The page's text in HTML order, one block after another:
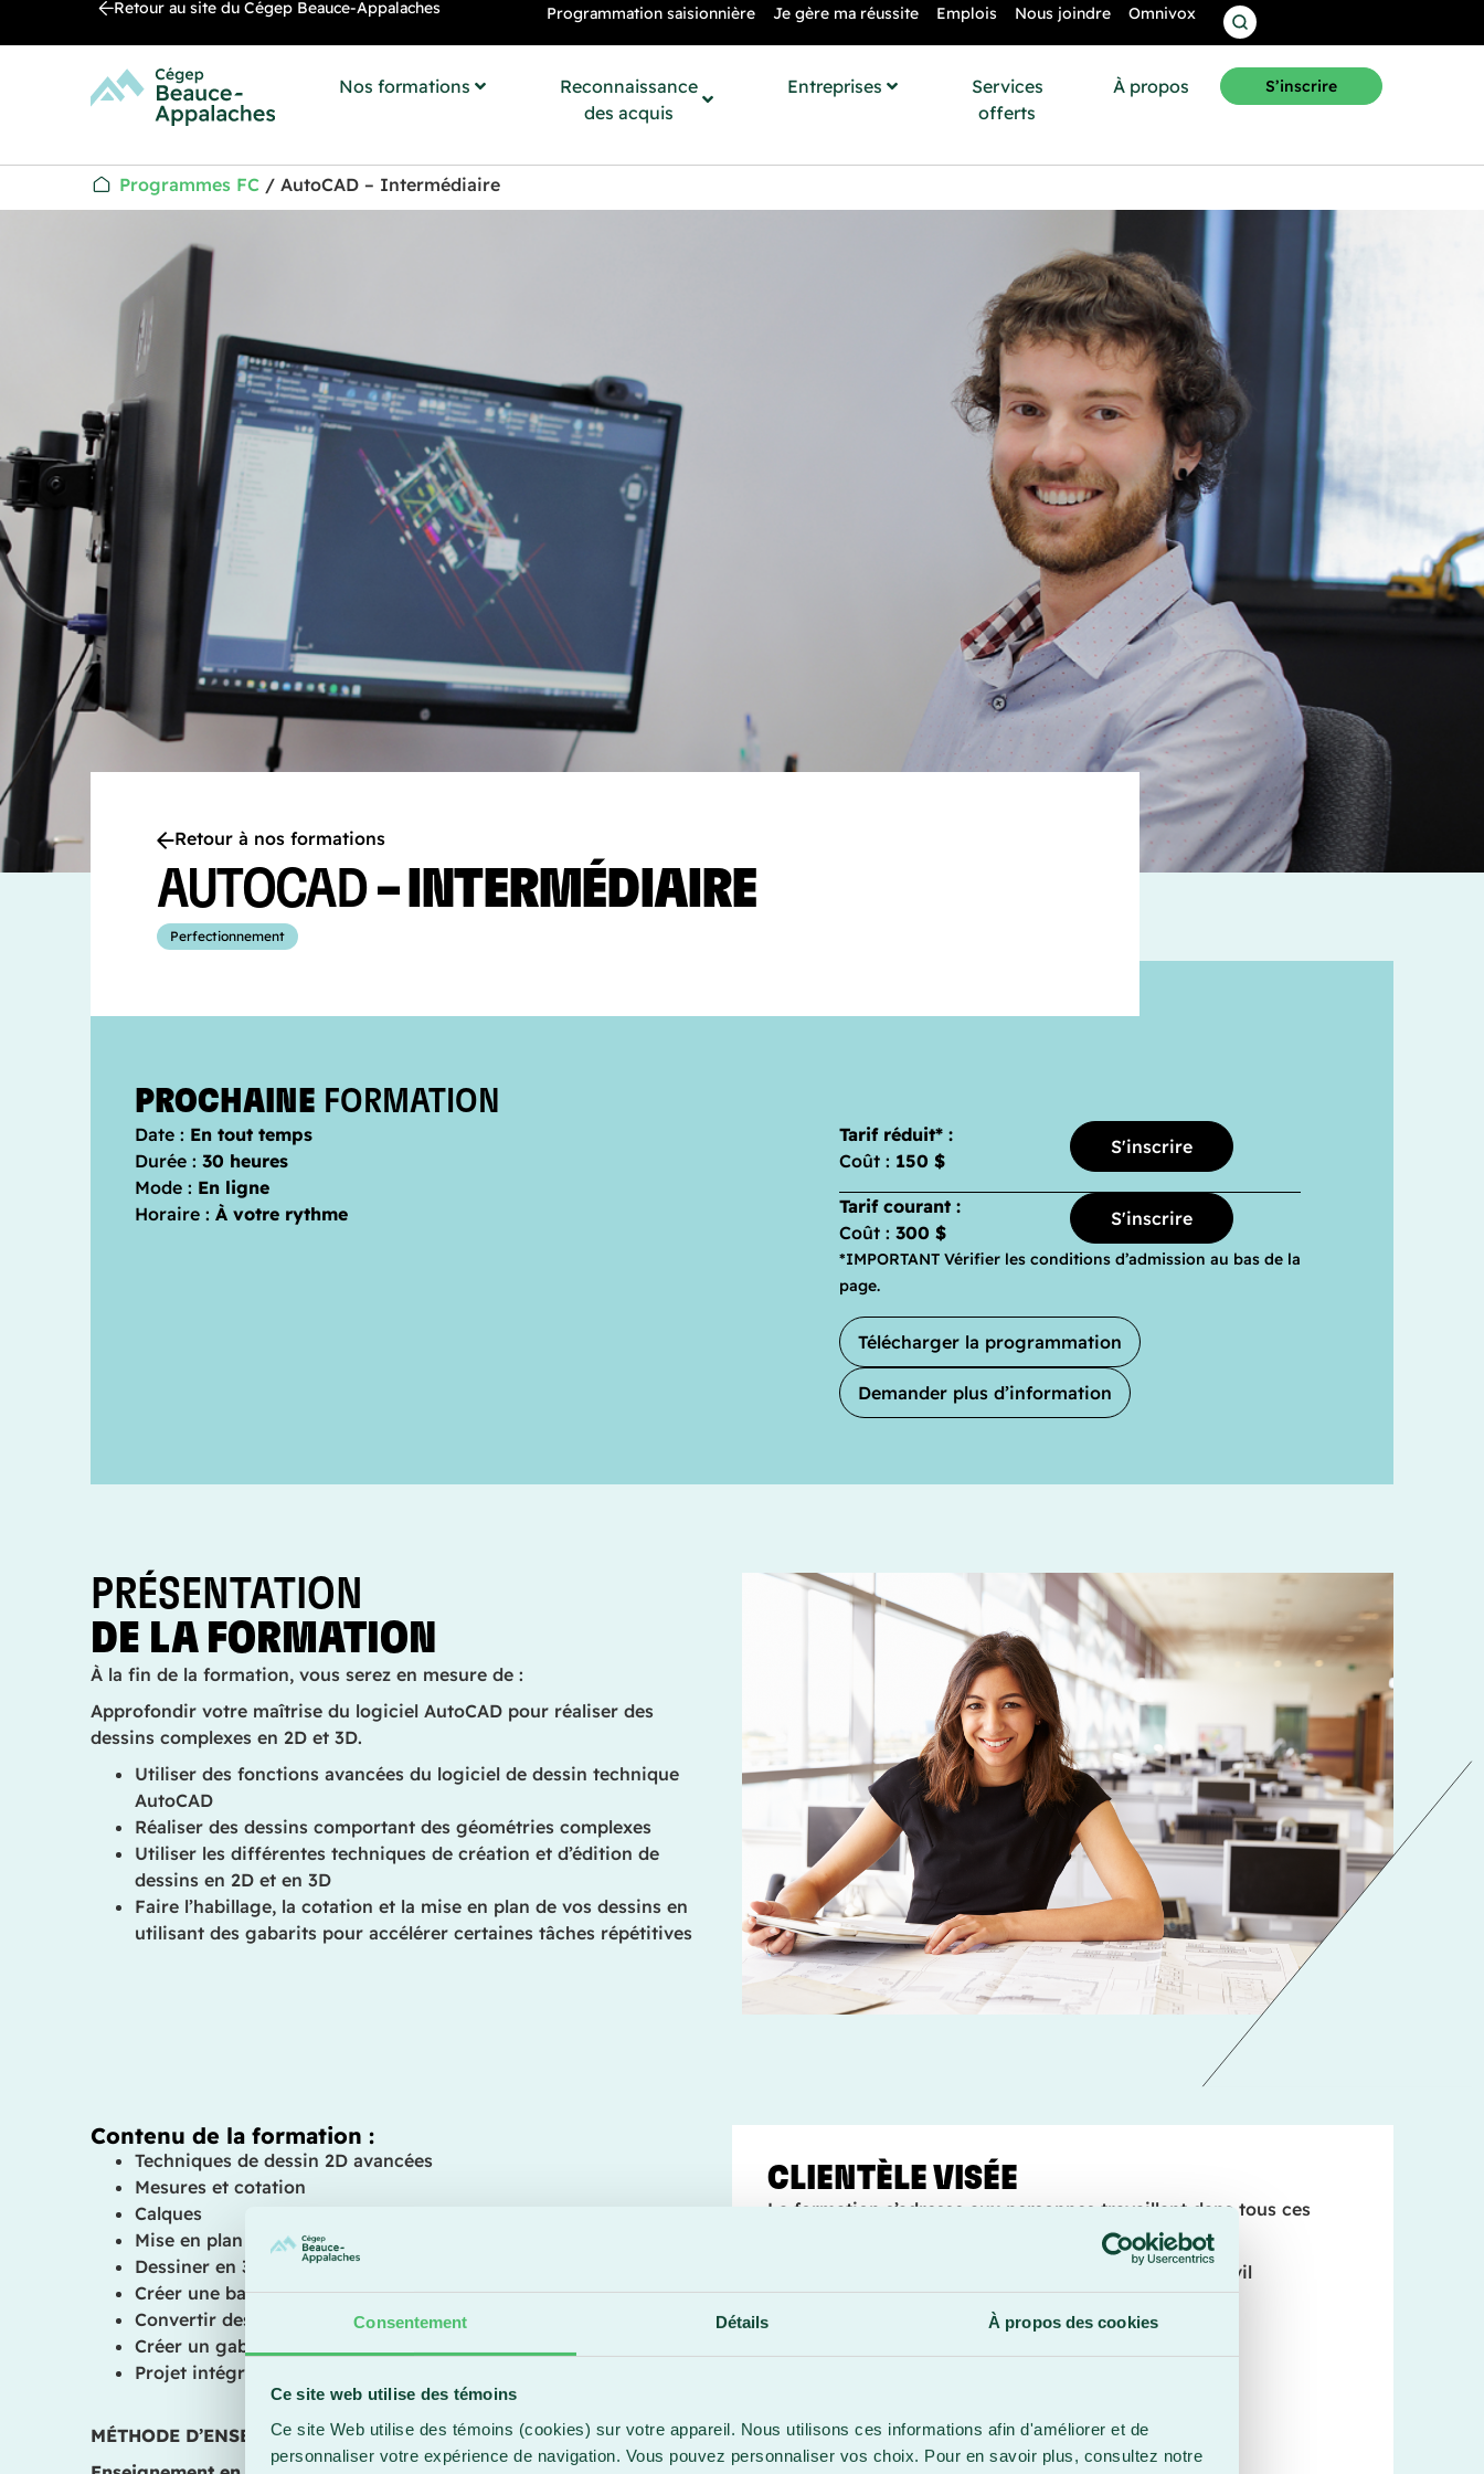
Consentement Détails À propos des cookies
Ce site web utilise des témoins
Ce site Web utilise des témoins (cookies) sur votre appareil. Nous utilisons ces informations afin d'améliorer et de
personnaliser votre expérience de navigation. Vous pouvez personnaliser vos choix. Pour en savoir plus, consultez notre
Retour au site du Cégep Beauce-Appalaches Programmation saisionnière Je gère ma réussite Emplois Nous joindre Omnivox
Nos formations
Reconnaissance
des acquis
Entreprises
Services
offerts
À propos S’inscrire
Programmes FC / AutoCAD – Intermédiaire
Retour à nos formations
AUTOCAD– INTERMÉDIAIRE
Perfectionnement
PROCHAINE FORMATION
Date : En tout temps
Durée : 30 heures
Mode : En ligne
Horaire : À votre rythme
Tarif réduit* :
Coût : 150 $
S'inscrire
Tarif courant :
Coût : 300 $
S'inscrire
*IMPORTANT Vérifier les conditions d’admission au bas de la
page.
Télécharger la programmation
Demander plus d’information
PRÉSENTATION
DE LA FORMATION
À la fin de la formation, vous serez en mesure de :
Approfondir votre maîtrise du logiciel AutoCAD pour réaliser des
dessins complexes en 2D et 3D.
Utiliser des fonctions avancées du logiciel de dessin technique
AutoCAD
Réaliser des dessins comportant des géométries complexes
Utiliser les différentes techniques de création et d’édition de
dessins en 2D et en 3D
Faire l’habillage, la cotation et la mise en plan de vos dessins en
utilisant des gabarits pour accélérer certaines tâches répétitives
Contenu de la formation :
Techniques de dessin 2D avancées
Mesures et cotation
Calques
Mise en plan avancée
Dessiner en 3D
Créer une banque de blocs
Convertir des images en fichiers AutoCAD
Créer un gabarit
Projet intégrateur
MÉTHODE D’ENSEIGNEMENT
CLIENTÈLE VISÉE
La formation s’adresse aux personnes travaillant dans tous ces
Architecture, mécanique du bâtiment et génie civil
Fabrication mécanique et génie mécanique
Décoration, aménagement et ébénisterie
Électronique et électricité
Préalables
Avoir complété la formation AutoCAD débutant.